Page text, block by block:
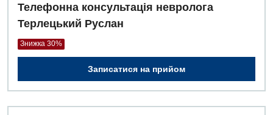
Телефонна консультація невролога
Терлецький Руслан
Знижка 30%
Записатися на прийом